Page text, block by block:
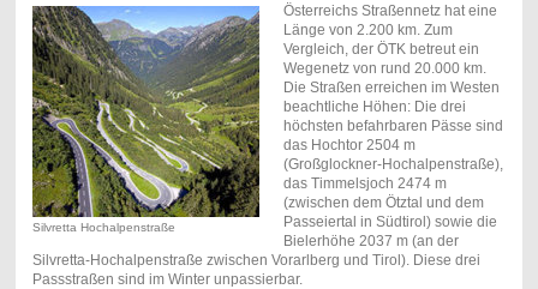
Silvretta Hochalpenstraße
Österreichs Straßennetz hat eine
Länge von 2.200 km. Zum
Vergleich, der ÖTK betreut ein
Wegenetz von rund 20.000 km.
Die Straßen erreichen im Westen
beachtliche Höhen: Die drei
höchsten befahrbaren Pässe sind
das Hochtor 2504 m
(Großglockner-Hochalpenstraße),
das Timmelsjoch 2474 m
(zwischen dem Ötztal und dem
Passeiertal in Südtirol) sowie die
Bielerhöhe 2037 m (an der
Silvretta-Hochalpenstraße zwischen Vorarlberg und Tirol). Diese drei
Passstraßen sind im Winter unpassierbar.